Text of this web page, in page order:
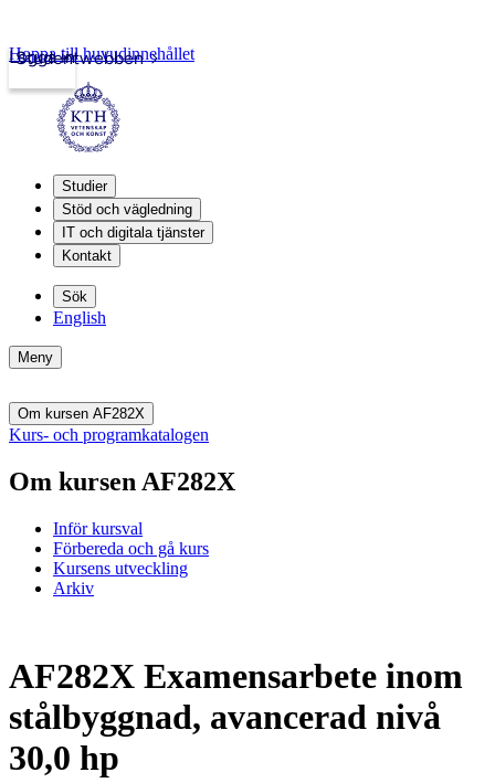
Studentwebben
Logga in
Hoppa till huvudinnehållet
Studier
Stöd och vägledning
IT och digitala tjänster
Kontakt
Sök
English
Meny
Om kursen AF282X
Kurs- och programkatalogen
Om kursen AF282X
Inför kursval
Förbereda och gå kurs
Kursens utveckling
Arkiv
AF282X Examensarbete inom
stålbyggnad, avancerad nivå
30,0 hp